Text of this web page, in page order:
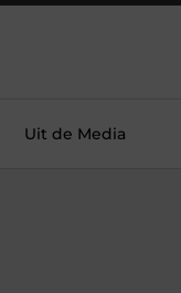
Uit de Media